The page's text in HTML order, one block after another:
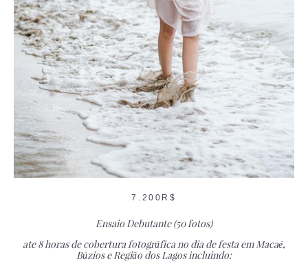
7.200R$
Ensaio Debutante (50 fotos)
ate 8 horas de cobertura fotográfica no dia de festa em Macaé,
Búzios e Região dos Lagos incluindo: